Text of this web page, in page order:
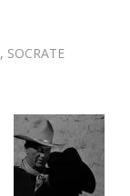
, SOCRATE